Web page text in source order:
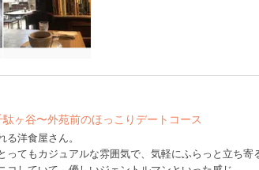
ヶ谷〜外苑前のほっこりデートコース
洋食屋さん。
ってもカジュアルな雰囲気で、気軽にふらっと立ち寄